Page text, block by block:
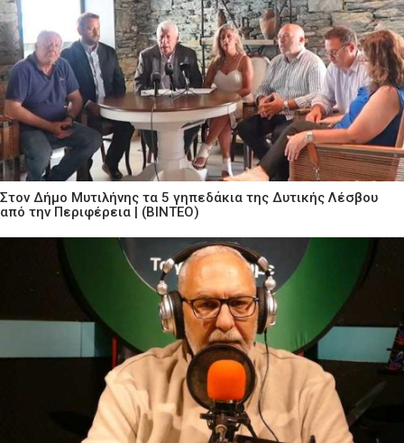
Στον Δήμο Μυτιλήνης τα 5 γηπεδάκια της Δυτικής Λέσβου
από την Περιφέρεια | (ΒΙΝΤΕΟ)